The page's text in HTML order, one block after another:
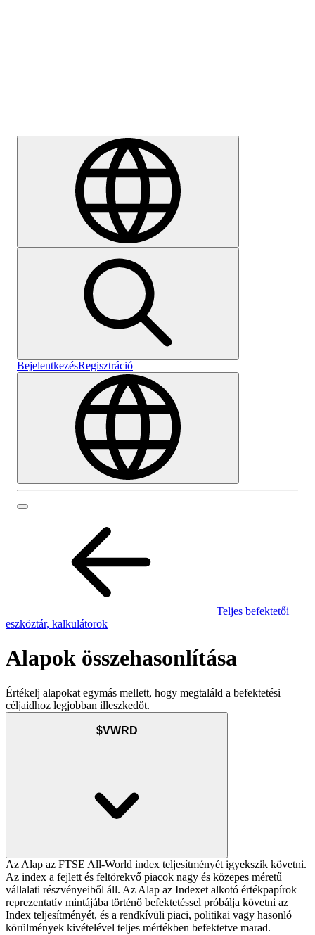
BejelentkezésRegisztráció
Teljes befektetői
eszköztár, kalkulátorok
Alapok összehasonlítása
Értékelj alapokat egymás mellett, hogy megtaláld a befektetési
céljaidhoz legjobban illeszkedőt.
$VWRD
Az Alap az FTSE All-World index teljesítményét igyekszik követni.
Az index a fejlett és feltörekvő piacok nagy és közepes méretű
vállalati részvényeiből áll. Az Alap az Indexet alkotó értékpapírok
reprezentatív mintájába történő befektetéssel próbálja követni az
Index teljesítményét, és a rendkívüli piaci, politikai vagy hasonló
körülmények kivételével teljes mértékben befektetve marad.